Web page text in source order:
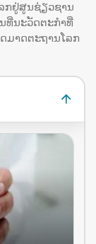
ກຢູ່ສູນຊ່ຽວຊານ
ທີ່ນະວັດຕະກໍາທີ່
ມາດຕະຖານໂລກ